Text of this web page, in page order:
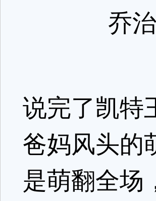
乔治小
说完了凯特
爸妈风头的
是萌翻全场